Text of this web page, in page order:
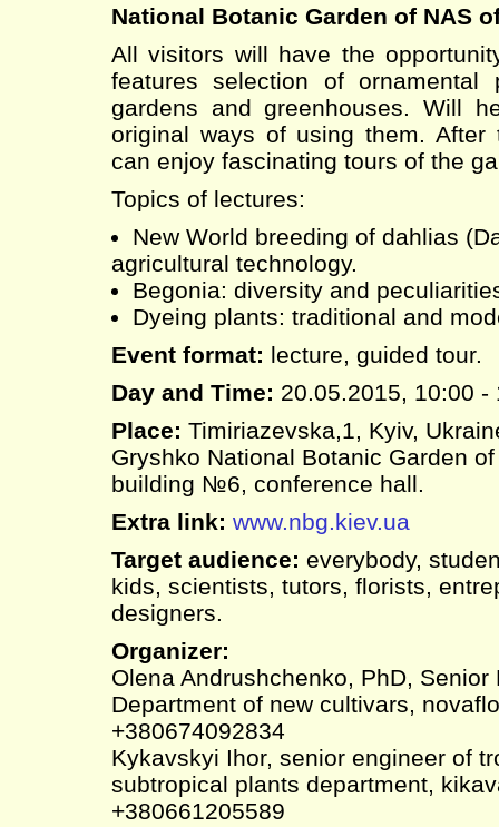
National Botanic Garden of NAS
All visitors will have the
features selection of
gardens and greenhouses. Will
original ways of using them. After
can enjoy fascinating tours of the
Topics of lectures:
New World breeding of dahlias
agricultural technology.
Begonia: diversity and
Dyeing plants: traditional and
Event format: lecture, guided tour.
Day and Time: 20.05.2015, 10:00 -
Place: Timiriazevska,1, Kyiv,
Gryshko National Botanic Garden
building №6, conference hall.
Extra link: www.nbg.kiev.ua
Target audience: everybody,
kids, scientists, tutors, florists,
designers.
Organizer:
Olena Andrushchenko, PhD, Senior
Department of new cultivars,
+380674092834
Kykavskyi Ihor, senior engineer of
subtropical plants department,
+380661205589